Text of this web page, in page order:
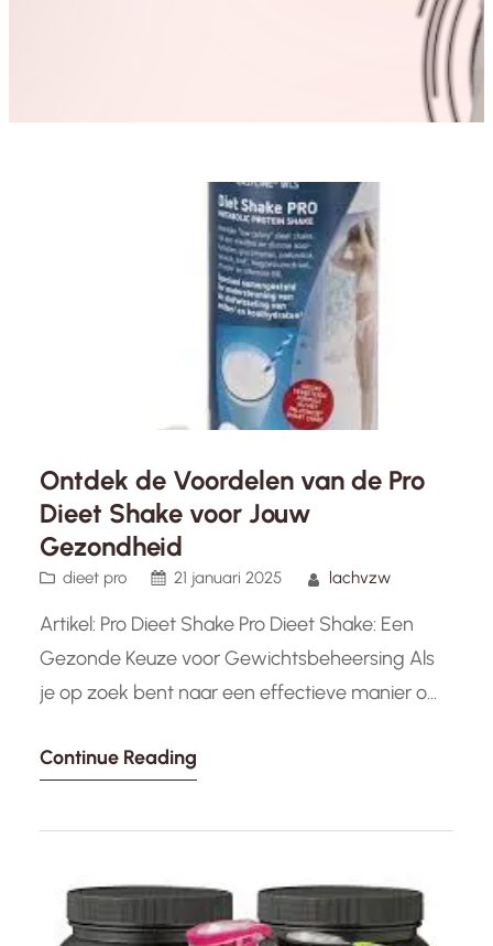
Ontdek de Voordelen van de Pro
Dieet Shake voor Jouw
Gezondheid
dieet pro 21 januari 2025 lachvzw
Artikel: Pro Dieet Shake Pro Dieet Shake: Een
Gezonde Keuze voor Gewichtsbeheersing Als
je op zoek bent naar een effectieve manier om
beheersen, dan is de Pro Dieet Shake wellicht
om te helpen bij het bereiken van je dieetdoelen
Continue Reading